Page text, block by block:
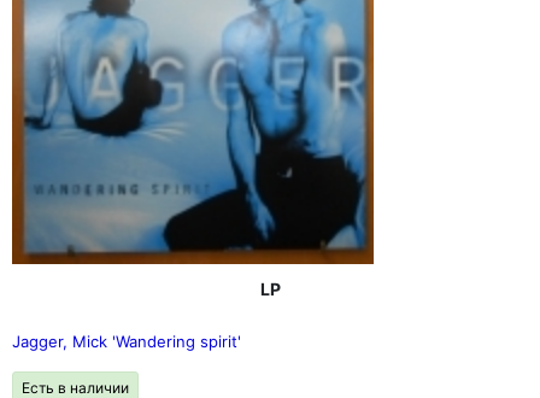
LP
Jagger, Mick 'Wandering spirit'
Есть в наличии